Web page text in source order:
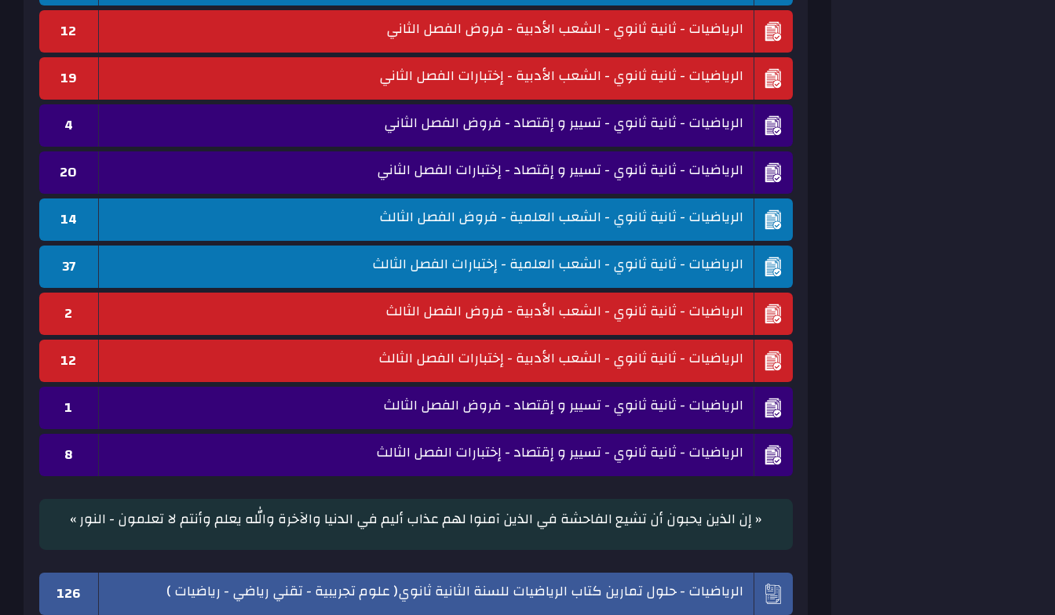
الرياضيات - ثانية ثانوي - الشعب الأدبية - فروض الفصل الثاني
12
الرياضيات - ثانية ثانوي - الشعب الأدبية - إختبارات الفصل الثاني
19
الرياضيات - ثانية ثانوي - تسيير و إقتصاد - فروض الفصل الثاني
4
الرياضيات - ثانية ثانوي - تسيير و إقتصاد - إختبارات الفصل الثاني
20
الرياضيات - ثانية ثانوي - الشعب العلمية - فروض الفصل الثالث
14
الرياضيات - ثانية ثانوي - الشعب العلمية - إختبارات الفصل الثالث
37
الرياضيات - ثانية ثانوي - الشعب الأدبية - فروض الفصل الثالث
2
الرياضيات - ثانية ثانوي - الشعب الأدبية - إختبارات الفصل الثالث
12
الرياضيات - ثانية ثانوي - تسيير و إقتصاد - فروض الفصل الثالث
1
الرياضيات - ثانية ثانوي - تسيير و إقتصاد - إختبارات الفصل الثالث
8
« إن الذين يحبون أن تشيع الفاحشة في الذين آمنوا لهم عذاب أليم في الدنيا والآخرة والله يعلم وأنتم لا تعلمون - النور »
الرياضيات - حلول تمارين كتاب الرياضيات للسنة الثانية ثانوي( علوم تجريبية - تقني رياضي - رياضيات )
126